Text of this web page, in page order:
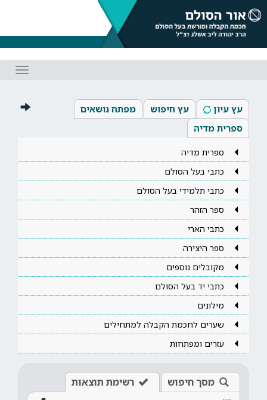
עץ עיון עץ חיפוש
מפתח נושאים
ספרית מדיה
ספרית מדיה
כתבי בעל הסולם
כתבי תלמידי בעל הסולם
ספר הזהר
כתבי הארי
ספר היצירה
מקובלים נוספים
כתבי יד בעל הסולם
מילונים
שערים לחכמת הקבלה למתחילים
עזרים ומפתחות
מסך חיפוש רשימת תוצאות